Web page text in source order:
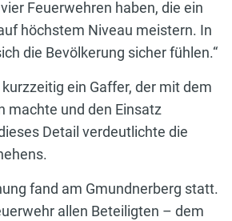
Feuerwehren haben, die ein
höchstem Niveau meistern. In
die Bevölkerung sicher fühlen.“
ein Gaffer, der mit dem
machte und den Einsatz
Detail verdeutlichte die
fand am Gmundnerberg statt.
allen Beteiligten – dem